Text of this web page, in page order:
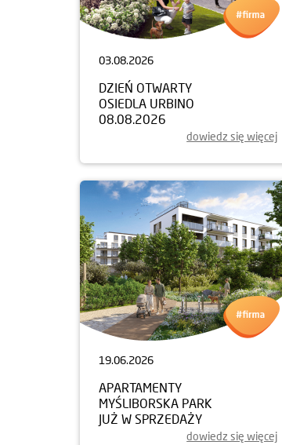
03.08.2026
DZIEŃ OTWARTY
OSIEDLA URBINO
08.08.2026
dowiedz się więcej
19.06.2026
APARTAMENTY
MYŚLIBORSKA PARK
JUŻ W SPRZEDAŻY
dowiedz się więcej